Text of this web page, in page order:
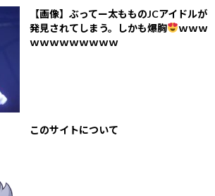
【画像】ぶってー太もものJCアイドルが
発見されてしまう。しかも爆胸
ｗｗｗ
ｗｗｗｗｗｗｗｗｗ
このサイトについて